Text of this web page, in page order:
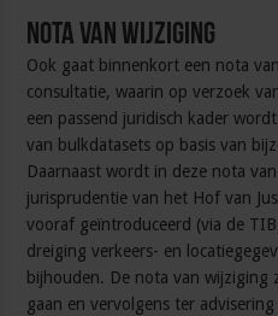
Nota van wijziging
Ook gaat binnenkort een nota
consultatie, waarin op verzoek
een passend juridisch kader
van bulkdatasets op basis van
Daarnaast wordt in deze nota
jurisprudentie van het Hof van
vooraf geïntroduceerd (via de
dreiging verkeers- en
bijhouden. De nota van wijziging
gaan en vervolgens ter